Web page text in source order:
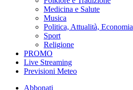
Medicina e Salute
Musica
Politica, Attualità, Economia
Sport
Religione
PROMO
Live Streaming
Previsioni Meteo
Abbonati